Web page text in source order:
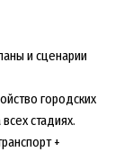
и сценарии
городских
стадиях.
+